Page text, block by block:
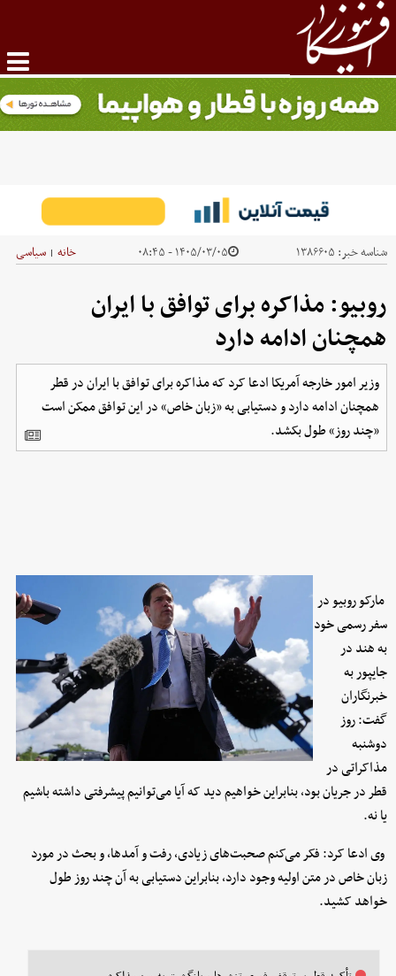
شناسه خبر: ۱۳۸۶۶۰۵ ۱۴۰۵/۰۳/۰۵ - ۰۸:۴۵ خانه | سیاسی
روبیو: مذاکره برای توافق با ایران
همچنان ادامه دارد
وزیر امور خارجه آمریکا ادعا کرد که مذاکره برای توافق با ایران در قطر
همچنان ادامه دارد و دستیابی به «زبان خاص» در این توافق ممکن است
«چند روز» طول بکشد.
مارکو روبیو در
سفر رسمی خود
به هند در
جایپور به
خبرنگاران
گفت: روز
دوشنبه
مذاکراتی در
قطر در جریان بود، بنابراین خواهیم دید که آیا می‌توانیم پیشرفتی داشته باشیم
یا نه.
وی ادعا کرد: فکر می‌کنم صحبت‌های زیادی، رفت و آمدها، و بحث در مورد
زبان خاص در متن اولیه وجود دارد، بنابراین دستیابی به آن چند روز طول
خواهد کشید.